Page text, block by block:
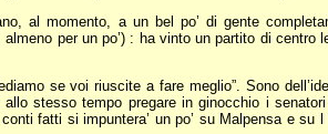
al momento, a un bel po’ di gente
per un po’) : ha vinto un partito di
se voi riuscite a fare meglio”. Sono
stesso tempo pregare in ginocchio i
fatti si impuntera’ un po’ su Malpensa e su